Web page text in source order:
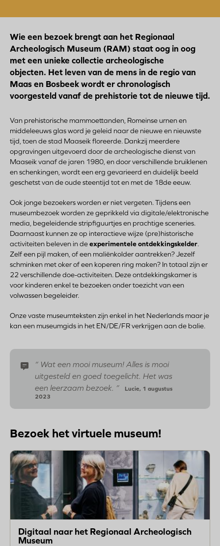
Wie een bezoek brengt aan het Regionaal
Archeologisch Museum (RAM) staat oog in oog
met een unieke collectie archeologische
objecten. Het leven van de mens in de regio van
Maas en Bosbeek wordt er chronologisch
voorgesteld vanaf de prehistorie tot de nieuwe tijd.
Van prehistorische mammoettanden, Romeinse urnen en
middeleeuws glas word je geleid naar de nieuwe en nieuwste
tijd, toen de stad Maaseik floreerde. Dankzij meerdere
opgravingen uitgevoerd door de archeologische dienst van
Maaseik vanaf de jaren 1980, en door verschillende bruiklenen
en schenkingen, wordt een erg gevarieerd en duidelijk beeld
geschetst van de oude steentijd tot en met de 18de eeuw.
Ook jonge bezoekers worden er niet vergeten. Tijdens een
museumbezoek worden ze geprikkeld via digitale/elektronische
media, begeleidende stripfiguurtjes en prachtige sceneries.
Daarnaast kunnen ze op interactieve wijze (pre)historische
activiteiten beleven in deexperimenteleontdekkingskelder.
Zelf een pijl maken, of een maliënkolder aantrekken? Jezelf
schminken met oker of een koperen ring maken? In totaal zijn er
22 verschillende doe-activiteiten. Deze ontdekkingskamer is
voor kinderen enkel te bezoeken onder toezicht van een
volwassen begeleider.
Onze vaste museumteksten zijn enkel in het Nederlands maar je
kan een museumgids in het EN/DE/FR verkrijgen aan de balie.
Wat een mooi museum! Alles is mooi
uitgesteld en goed toegelicht. Het was
een leerzaam bezoek.
Lucie, 1 augustus
2023
Bezoek het virtuele museum!
Digitaal naar het Regionaal Archeologisch
Museum